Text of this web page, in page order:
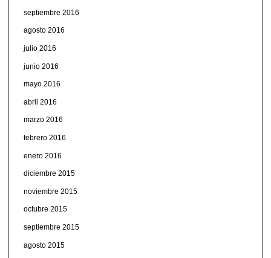
septiembre 2016
agosto 2016
julio 2016
junio 2016
mayo 2016
abril 2016
marzo 2016
febrero 2016
enero 2016
diciembre 2015
noviembre 2015
octubre 2015
septiembre 2015
agosto 2015